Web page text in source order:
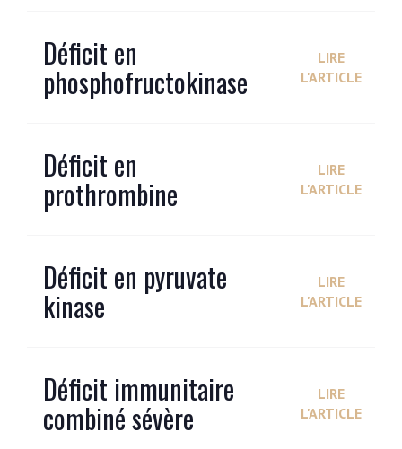
Déficit en
phosphofructokinase
LIRE
L'ARTICLE
Déficit en
prothrombine
LIRE
L'ARTICLE
Déficit en pyruvate
kinase
LIRE
L'ARTICLE
Déficit immunitaire
combiné sévère
LIRE
L'ARTICLE